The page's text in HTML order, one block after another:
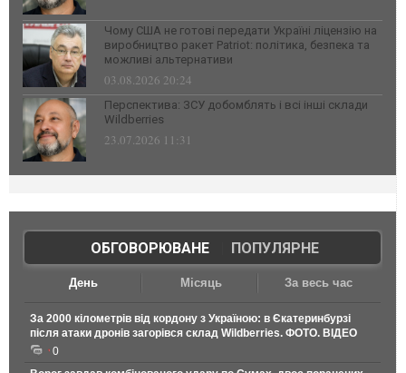
Чому США не готові передати Україні ліцензію на
виробництво ракет Patriot: політика, безпека та
можливі альтернативи
03.08.2026 20:24
Перспектива: ЗСУ добомблять і всі інші склади
Wildberries
23.07.2026 11:31
ОБГОВОРЮВАНЕ| ПОПУЛЯРНЕ
День Місяць За весь час
За 2000 кілометрів від кордону з Україною: в Єкатеринбурзі
після атаки дронів загорівся склад Wildberries. ФОТО. ВІДЕО
0